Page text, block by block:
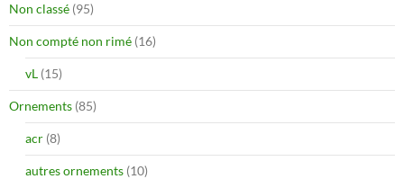
Non classé (95)
Non compté non rimé (16)
vL (15)
Ornements (85)
acr (8)
autres ornements (10)